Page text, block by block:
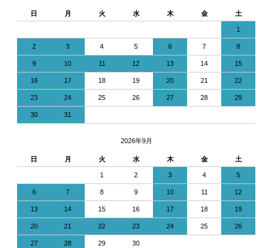
日 月 火 水 木 金 土
1
2 3 4 5 6 7 8
9 10 11 12 13 14 15
16 17 18 19 20 21 22
23 24 25 26 27 28 29
30 31
2026年9月
日 月 火 水 木 金 土
1 2 3 4 5
6 7 8 9 10 11 12
13 14 15 16 17 18 19
20 21 22 23 24 25 26
27 28 29 30